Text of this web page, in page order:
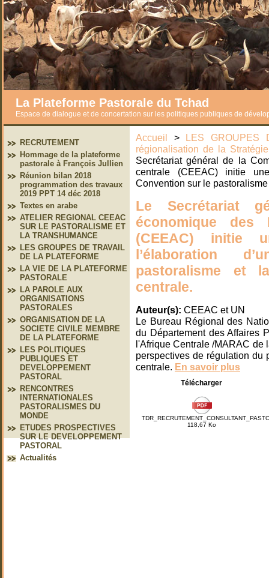
La Plateforme Pastorale du Tchad
Espace de dialogue et de concertation sur les politiques publiques de
RECRUTEMENT
Hommage de la plateforme
pastorale à François Jullien
Réunion bilan 2018
programmation des travaux
2019 PPT 14 déc 2018
Textes en arabe
ATELIER REGIONAL CEEAC
SUR LE PASTORALISME ET
LA TRANSHUMANCE
LES GROUPES DE TRAVAIL
DE LA PLATEFORME
LA VIE DE LA PLATEFORME
PASTORALE
LA PAROLE AUX
ORGANISATIONS
PASTORALES
ORGANISATION DE LA
SOCIETE CIVILE MEMBRE
DE LA PLATEFORME
LES POLITIQUES
PUBLIQUES ET
DEVELOPPEMENT
PASTORAL
RENCONTRES
INTERNATIONALES
PASTORALISMES DU
MONDE
ETUDES PROSPECTIVES
SUR LE DEVELOPPEMENT
PASTORAL
Actualités
Accueil > LES GROUPES
régionalisation de la
Secrétariat général de la
centrale (CEEAC) initie
Convention sur le
Le Secrétariat
économique des
(CEEAC) initie
l’élaboration
pastoralisme et
centrale.
Auteur(s): CEEAC et UN
Le Bureau Régional des
du Département des Affaires
l'Afrique Centrale /MARAC de
perspectives de régulation du
centrale. En savoir plus
Télécharger
118,67 Ko